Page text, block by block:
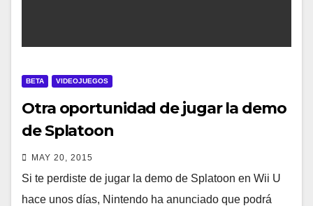
BETA VIDEOJUEGOS
Otra oportunidad de jugar la demo
de Splatoon
MAY 20, 2015
Si te perdiste de jugar la demo de Splatoon en Wii U
hace unos días, Nintendo ha anunciado que podrá